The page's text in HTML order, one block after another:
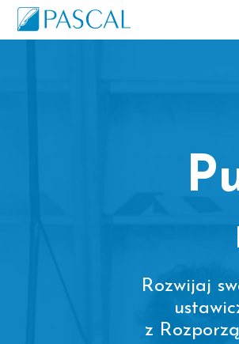
Rozwijaj
z